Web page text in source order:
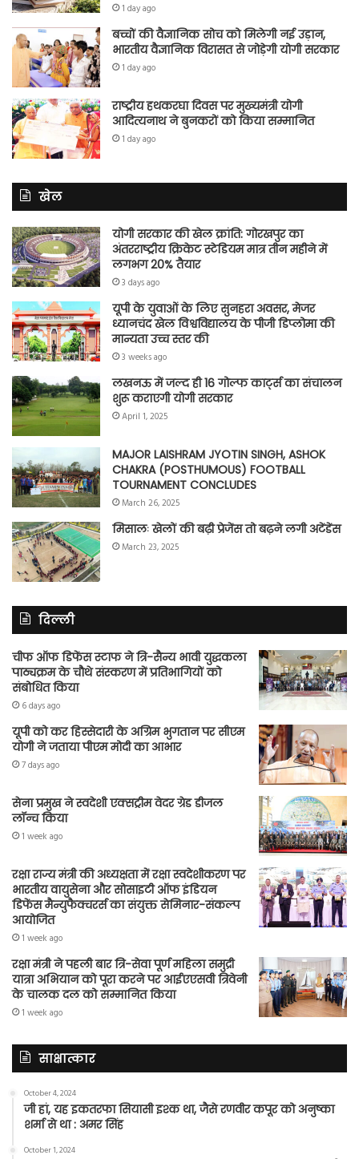
1 day ago
बच्चों की वैज्ञानिक सोच को मिलेगी नई उड़ान,
भारतीय वैज्ञानिक विरासत से जोड़ेगी योगी सरकार
1 day ago
राष्ट्रीय हथकरघा दिवस पर मुख्यमंत्री योगी
आदित्यनाथ ने बुनकरों को किया सम्मानित
1 day ago
खेल
योगी सरकार की खेल क्रांति: गोरखपुर का
अंतरराष्ट्रीय क्रिकेट स्टेडियम मात्र तीन महीने में
लगभग 20% तैयार
3 days ago
यूपी के युवाओं के लिए सुनहरा अवसर, मेजर
ध्यानचंद खेल विश्वविद्यालय के पीजी डिप्लोमा की
मान्यता उच्च स्तर की
3 weeks ago
लखनऊ में जल्द ही 16 गोल्फ कार्ट्स का संचालन
शुरू कराएगी योगी सरकार
April 1, 2025
MAJOR LAISHRAM JYOTIN SINGH, ASHOK
CHAKRA (POSTHUMOUS) FOOTBALL
TOURNAMENT CONCLUDES
March 26, 2025
मिसालः खेलों की बढ़ी प्रेजेंस तो बढ़ने लगी अटेंडेंस
March 23, 2025
दिल्ली
चीफ ऑफ डिफेंस स्टाफ ने त्रि-सैन्य भावी युद्धकला
पाठ्यक्रम के चौथे संस्करण में प्रतिभागियों को
संबोधित किया
6 days ago
यूपी को कर हिस्सेदारी के अग्रिम भुगतान पर सीएम
योगी ने जताया पीएम मोदी का आभार
7 days ago
सेना प्रमुख ने स्वदेशी एक्सट्रीम वेदर ग्रेड डीजल
लॉन्च किया
1 week ago
रक्षा राज्य मंत्री की अध्यक्षता में रक्षा स्वदेशीकरण पर
भारतीय वायुसेना और सोसाइटी ऑफ इंडियन
डिफेंस मैन्युफैक्चरर्स का संयुक्त सेमिनार-संकल्प
आयोजित
1 week ago
रक्षा मंत्री ने पहली बार त्रि-सेवा पूर्ण महिला समुद्री
यात्रा अभियान को पूरा करने पर आईएएसवी त्रिवेनी
के चालक दल को सम्मानित किया
1 week ago
साक्षात्कार
October 4, 2024
जी हां, यह इकतरफा सियासी इश्क था, जैसे रणवीर कपूर को अनुष्का
शर्मा से था : अमर सिंह
October 1, 2024